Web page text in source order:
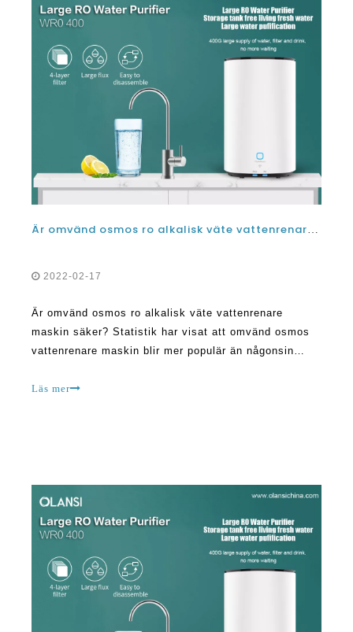
Är omvänd osmos ro alkalisk väte vattenrenare maskin säker?
2022-02-17
Är omvänd osmos ro alkalisk väte vattenrenare
maskin säker? Statistik har visat att omvänd osmos
vattenrenare maskin blir mer populär än någonsin
enheter först träffar marknaden, var många människor
Läs mer